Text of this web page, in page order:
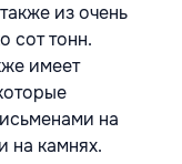
из очень
сот тонн.
имеет
на
на камнях.